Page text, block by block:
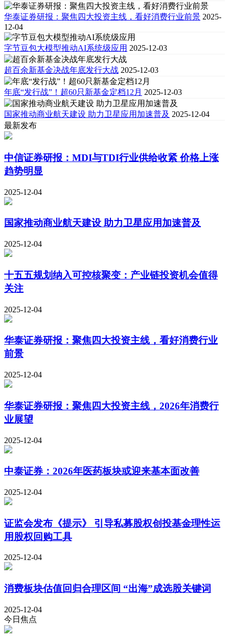
华泰证券研报：聚焦四大投资主线，看好消费行业前景 2025-
12-04
字节豆包大模型推动AI系统级应用 2025-12-03
超百余新基金决战年底发行大战 2025-12-03
年底“发行战”！超60只新基金定档12月 2025-12-03
国家推动商业航天建设 助力卫星应用加速普及 2025-12-04
最新发布
中信证券研报：MDI与TDI行业供给收紧 价格上涨
趋势明显
2025-12-04
国家推动商业航天建设 助力卫星应用加速普及
2025-12-04
十五五规划纳入可控核聚变：产业链投资机会值得
关注
2025-12-04
华泰证券研报：聚焦四大投资主线，看好消费行业
前景
2025-12-04
华泰证券研报：聚焦四大投资主线，2026年消费行
业展望
2025-12-04
中泰证券：2026年医药板块或迎来基本面改善
2025-12-04
证监会发布《提示》 引导私募股权创投基金理性运
用股权回购工具
2025-12-04
消费板块估值回归合理区间 “出海”成选股关键词
2025-12-04
今日焦点